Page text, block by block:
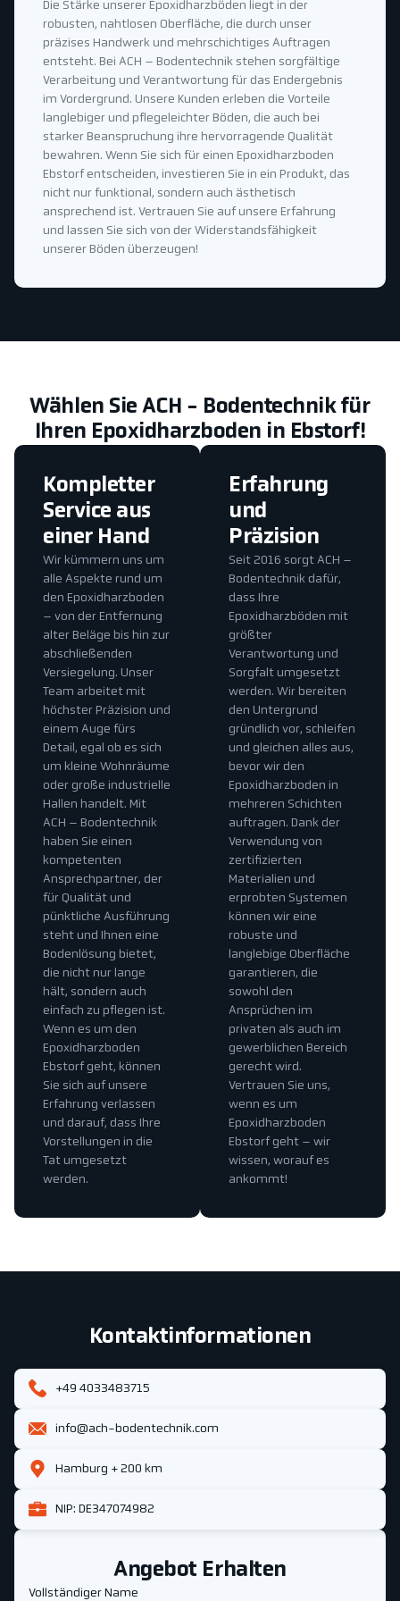
Die Stärke unserer Epoxidharzböden liegt in der
robusten, nahtlosen Oberfläche, die durch unser
präzises Handwerk und mehrschichtiges Auftragen
entsteht. Bei ACH – Bodentechnik stehen sorgfältige
Verarbeitung und Verantwortung für das Endergebnis
im Vordergrund. Unsere Kunden erleben die Vorteile
langlebiger und pflegeleichter Böden, die auch bei
starker Beanspruchung ihre hervorragende Qualität
bewahren. Wenn Sie sich für einen Epoxidharzboden
Ebstorf entscheiden, investieren Sie in ein Produkt, das
nicht nur funktional, sondern auch ästhetisch
ansprechend ist. Vertrauen Sie auf unsere Erfahrung
und lassen Sie sich von der Widerstandsfähigkeit
unserer Böden überzeugen!
Wählen Sie ACH - Bodentechnik für
Ihren Epoxidharzboden in Ebstorf!
Erfahrung
und
Präzision
Seit 2016 sorgt ACH –
Bodentechnik dafür,
dass Ihre
Epoxidharzböden mit
größter
Verantwortung und
Sorgfalt umgesetzt
werden. Wir bereiten
den Untergrund
gründlich vor, schleifen
und gleichen alles aus,
bevor wir den
Epoxidharzboden in
mehreren Schichten
auftragen. Dank der
Verwendung von
zertifizierten
Materialien und
erprobten Systemen
können wir eine
robuste und
langlebige Oberfläche
garantieren, die
sowohl den
Ansprüchen im
privaten als auch im
gewerblichen Bereich
gerecht wird.
Vertrauen Sie uns,
wenn es um
Epoxidharzboden
Ebstorf geht – wir
wissen, worauf es
ankommt!
Kompletter
Service aus
einer Hand
Wir kümmern uns um
alle Aspekte rund um
den Epoxidharzboden
– von der Entfernung
alter Beläge bis hin zur
abschließenden
Versiegelung. Unser
Team arbeitet mit
höchster Präzision und
einem Auge fürs
Detail, egal ob es sich
um kleine Wohnräume
oder große industrielle
Hallen handelt. Mit
ACH – Bodentechnik
haben Sie einen
kompetenten
Ansprechpartner, der
für Qualität und
pünktliche Ausführung
steht und Ihnen eine
Bodenlösung bietet,
die nicht nur lange
hält, sondern auch
einfach zu pflegen ist.
Wenn es um den
Epoxidharzboden
Ebstorf geht, können
Sie sich auf unsere
Erfahrung verlassen
und darauf, dass Ihre
Vorstellungen in die
Tat umgesetzt
werden.
Angebot Erhalten
Vollständiger Name
Kontaktinformationen
+49 4033483715
info@ach-bodentechnik.com
Hamburg + 200 km
NIP: DE347074982